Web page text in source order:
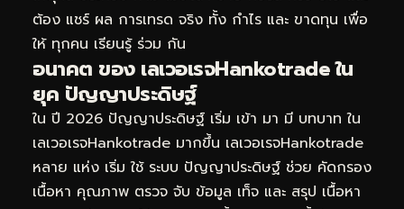
ต้อง แชร์ ผล การเทรด จริง ทั้ง กำไร และ ขาดทุน เพื่อ
ให้ ทุกคน เรียนรู้ ร่วม กัน
อนาคต ของ เลเวอเรจHankotrade ใน
ยุค ปัญญาประดิษฐ์
ใน ปี 2026 ปัญญาประดิษฐ์ เริ่ม เข้า มา มี บทบาท ใน
เลเวอเรจHankotrade มากขึ้น เลเวอเรจHankotrade
หลาย แห่ง เริ่ม ใช้ ระบบ ปัญญาประดิษฐ์ ช่วย คัดกรอง
เนื้อหา คุณภาพ ตรวจ จับ ข้อมูล เท็จ และ สรุป เนื้อหา